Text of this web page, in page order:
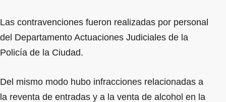
Las contravenciones fueron realizadas por personal
del Departamento Actuaciones Judiciales de la
Policía de la Ciudad.
Del mismo modo hubo infracciones relacionadas a
la reventa de entradas y a la venta de alcohol en la